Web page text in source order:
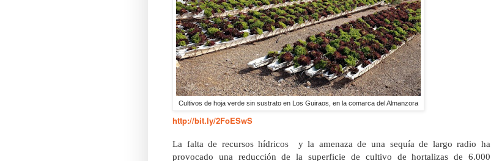
Cultivos de hoja verde sin sustrato en Los Guiraos, en la comarca del Almanzora
http://bit.ly/2FoESwS
La falta de recursos hídricos y la amenaza de una sequía de largo radio ha
provocado una reducción de la superficie de cultivo de hortalizas de 6.000